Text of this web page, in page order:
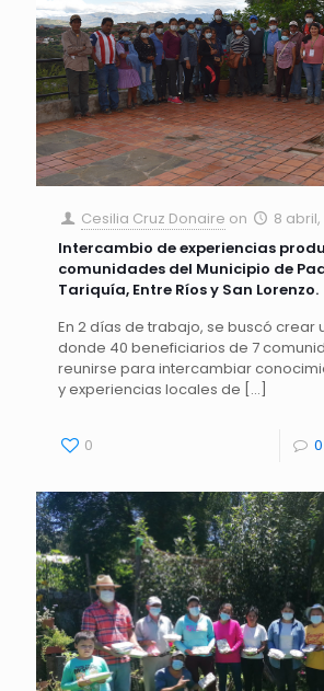
Cesilia Cruz Donaire on
8 abril,
Intercambio de experiencias
comunidades del Municipio de
Tariquía, Entre Ríos y San Lorenzo.
En 2 días de trabajo, se buscó crear
donde 40 beneficiarios de 7
reunirse para intercambiar
y experiencias locales de […]
0 0